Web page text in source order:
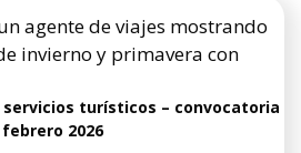
turísticos – convocatoria
febrero 2026